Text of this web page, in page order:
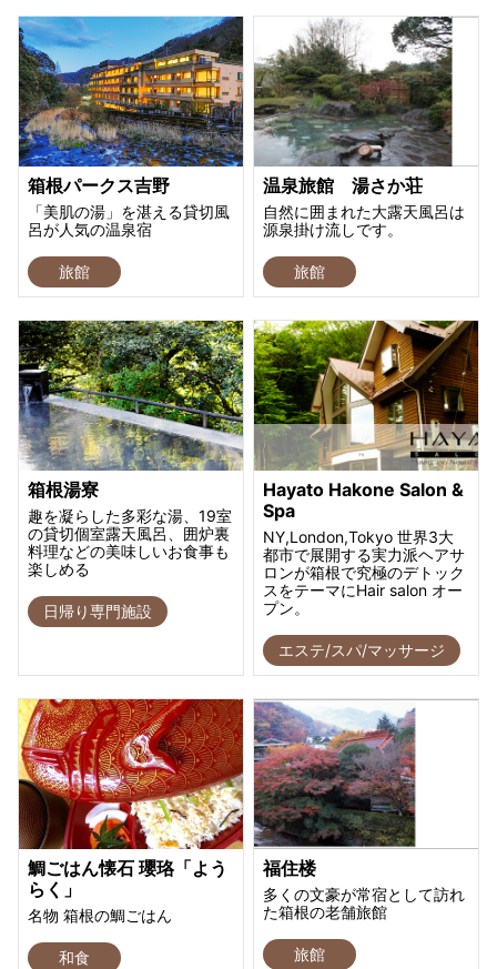
箱根パークス吉野
「美肌の湯」を湛える貸切風
呂が人気の温泉宿
旅館
温泉旅館 湯さか荘
自然に囲まれた大露天風呂は
源泉掛け流しです。
旅館
箱根湯寮
趣を凝らした多彩な湯、19室
の貸切個室露天風呂、囲炉裏
料理などの美味しいお食事も
楽しめる
日帰り専門施設
Hayato Hakone Salon &
Spa
NY,London,Tokyo 世界3大
都市で展開する実力派ヘアサ
ロンが箱根で究極のデトック
スをテーマにHair salon オー
プン。
エステ/スパ/マッサージ
鯛ごはん懐石 瓔珞「よう
らく」
名物 箱根の鯛ごはん
和食
福住楼
多くの文豪が常宿として訪れ
た箱根の老舗旅館
旅館